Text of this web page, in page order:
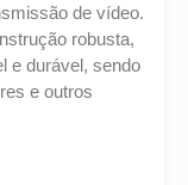
de vídeo.
robusta,
e durável, sendo
e outros